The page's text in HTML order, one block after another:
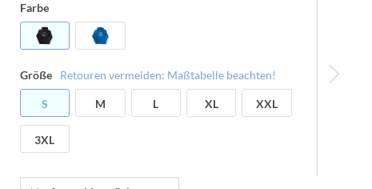
Farbe
Größe Retouren vermeiden: Maßtabelle beachten!
S M L XL XXL
3XL